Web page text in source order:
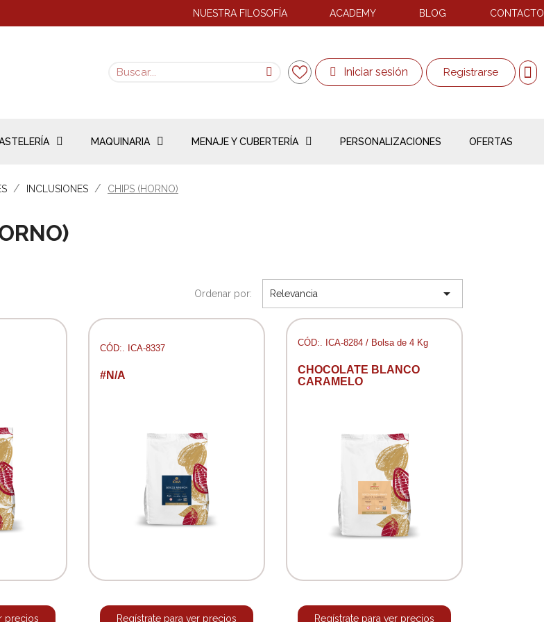
NUESTRA FILOSOFÍA ACADEMY BLOG CONTACTO
Iniciar sesión Registrarse
MAQUINARIA MENAJE Y CUBERTERÍA PERSONALIZACIONES OFERTAS
INCLUSIONES CHIPS (HORNO)
Ordenar por: Relevancia 
precios
CÓD:. ICA-8337
#N/A
Regístrate para ver precios
CÓD:. ICA-8284 / Bolsa de 4 Kg
CHOCOLATE BLANCO
CARAMELO
Regístrate para ver precios